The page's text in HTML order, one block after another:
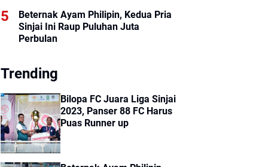
Beternak Ayam Philipin, Kedua Pria
Sinjai Ini Raup Puluhan Juta
Perbulan
Trending
Bilopa FC Juara Liga Sinjai
2023, Panser 88 FC Harus
Puas Runner up